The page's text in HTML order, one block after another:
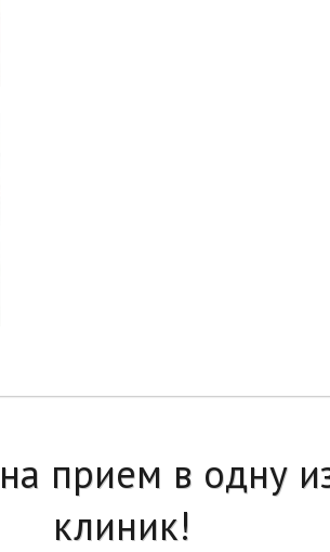
прием в одну
клиник!